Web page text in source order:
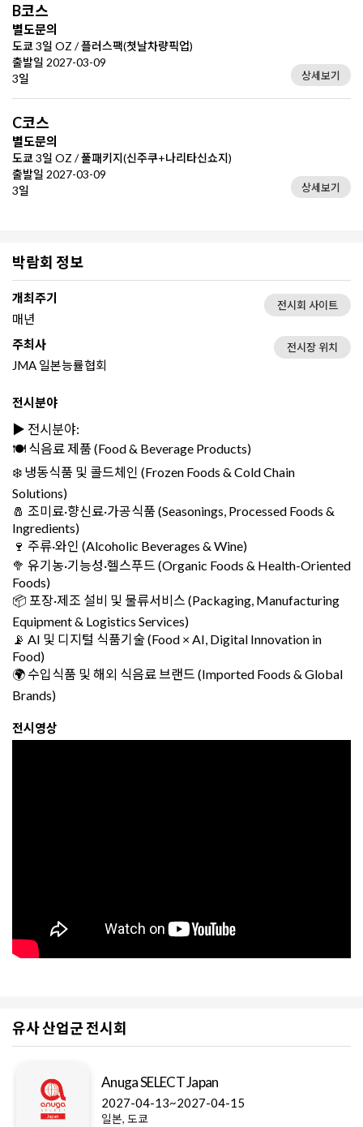
B코스
별도문의
도쿄 3일 OZ / 플러스팩(첫날차량픽업)
출발일 2027-03-09
3일
상세보기
C코스
별도문의
도쿄 3일 OZ / 풀패키지(신주쿠+나리타신쇼지)
출발일 2027-03-09
3일
상세보기
박람회 정보
개최주기
매년
전시회 사이트
주최사
JMA 일본능률협회
전시장 위치
전시분야
▶️ 전시분야:
🍽️ 식음료 제품 (Food & Beverage Products)
❄️ 냉동식품 및 콜드체인 (Frozen Foods & Cold Chain
Solutions)
🧂 조미료·향신료·가공식품 (Seasonings, Processed Foods &
Ingredients)
🍷 주류·와인 (Alcoholic Beverages & Wine)
🥦 유기농·기능성·헬스푸드 (Organic Foods & Health-Oriented
Foods)
📦 포장·제조 설비 및 물류서비스 (Packaging, Manufacturing
Equipment & Logistics Services)
📡 AI 및 디지털 식품기술 (Food × AI, Digital Innovation in
Food)
🌍 수입식품 및 해외 식음료 브랜드 (Imported Foods & Global
Brands)
전시영상
유사 산업군 전시회
Anuga SELECT Japan
2027-04-13~2027-04-15
일본, 도쿄